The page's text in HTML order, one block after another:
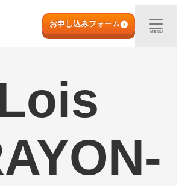
初めての方へ
宅配買取
ご利用実例
お申し込みフォーム
MENU